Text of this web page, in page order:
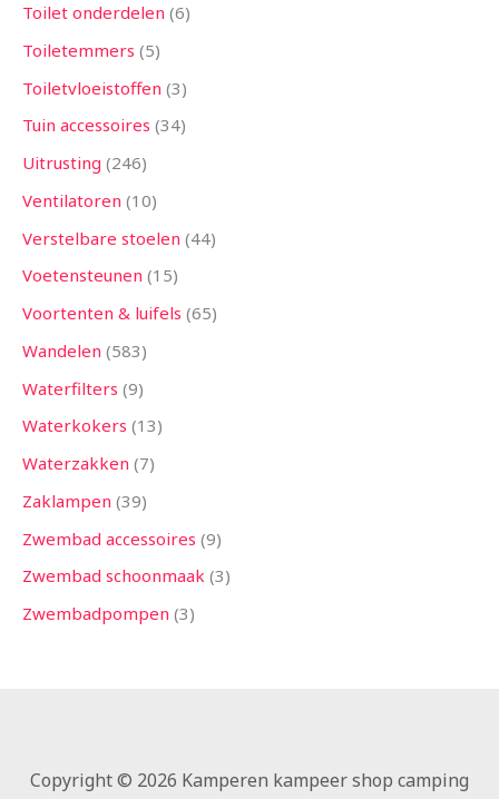
Toilet onderdelen 6
Toiletemmers 5
Toiletvloeistoffen 3
Tuin accessoires 34
Uitrusting 246
Ventilatoren 10
Verstelbare stoelen 44
Voetensteunen 15
Voortenten & luifels 65
Wandelen 583
Waterfilters 9
Waterkokers 13
Waterzakken 7
Zaklampen 39
Zwembad accessoires 9
Zwembad schoonmaak 3
Zwembadpompen 3
Copyright © 2026 Kamperen kampeer shop camping